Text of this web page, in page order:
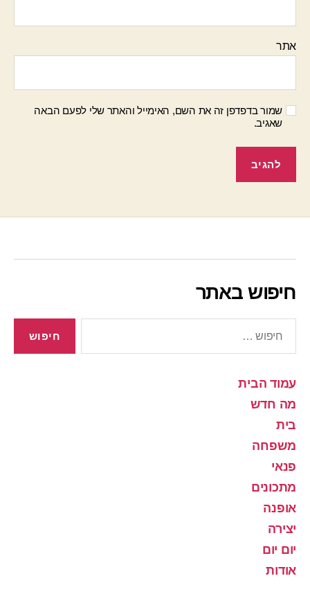
אתר
שמור בדפדפן זה את השם, האימייל והאתר שלי לפעם הבאה
שאגיב.
חיפוש באתר
עמוד הבית
מה חדש
בית
משפחה
פנאי
מתכונים
אופנה
יצירה
יום יום
אודות